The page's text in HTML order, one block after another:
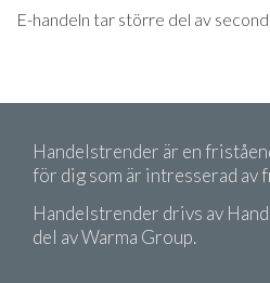
E-handeln tar större del av
Handelstrender är en
för dig som är intresserad av
Handelstrender drivs av
del av Warma Group.